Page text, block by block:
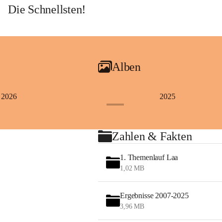
Die Schnellsten!
Alben
2026 2025
Zahlen & Fakten
1. Themenlauf Laa
1,02 MB
Ergebnisse 2007-2025
3,96 MB